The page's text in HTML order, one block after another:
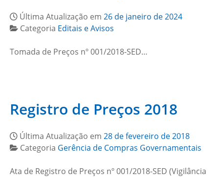
Última Atualização em 26 de janeiro de 2024
Categoria Editais e Avisos
Tomada de Preços nº 001/2018-SED…
Registro de Preços 2018
Última Atualização em 28 de fevereiro de 2018
Categoria Gerência de Compras Governamentais
Ata de Registro de Preços nº 001/2018-SED (Vigilância